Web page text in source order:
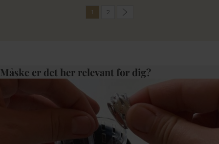
1 2
Måske er det her relevant for dig?